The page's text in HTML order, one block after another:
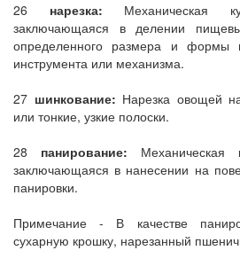
26 нарезка: Механическая
заключающаяся в делении
определенного размера и
инструмента или механизма.
27 шинкование: Нарезка овощей
или тонкие, узкие полоски.
28 панирование: Механическая
заключающаяся в нанесении на
панировки.
Примечание - В качестве
сухарную крошку, нарезанный